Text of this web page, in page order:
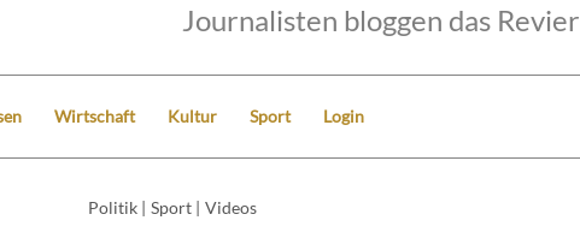
Journalisten bloggen das Revier
Wirtschaft Kultur Sport Login
Politik | Sport | Videos